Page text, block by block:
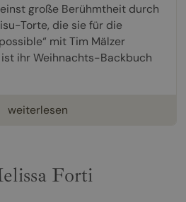
große Berühmtheit durch
Torte, die sie für die
mit Tim Mälzer
ihr Weihnachts-Backbuch
weiterlesen
Forti